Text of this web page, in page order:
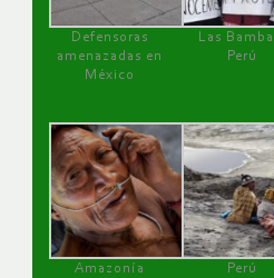
Defensoras
amenazadas en
México
Las
Perú
Amazonía
Perú